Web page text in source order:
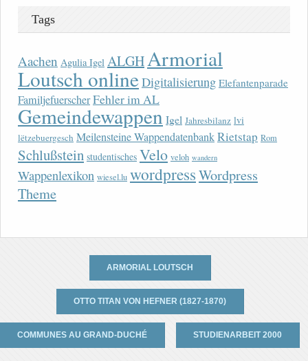
Tags
Aachen Agulia Igel ALGH Armorial
Loutsch onlineDigitalisierung Elefantenparade
FamiljefuerscherFehler im AL
Gemeindewappen Igel Jahresbilanz lvi
lëtzebuergesch Meilensteine WappendatenbankRietstap Rom
Schlußstein studentisches Velo veloh wandern
Wappenlexikon wiesel.lu wordpressWordpress
Theme
ARMORIAL LOUTSCH
OTTO TITAN VON HEFNER (1827-1870)
COMMUNES AU GRAND-DUCHÉ STUDIENARBEIT 2000